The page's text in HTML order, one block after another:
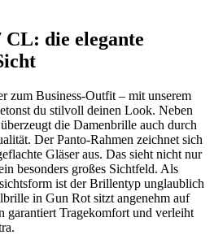
die elegante
zum Business-Outfit – mit unserem
du stilvoll deinen Look. Neben
die Damenbrille auch durch
Der Panto-Rahmen zeichnet sich
Gläser aus. Das sieht nicht nur
besonders großes Sichtfeld. Als
ist der Brillentyp unglaublich
in Gun Rot sitzt angenehm auf
garantiert Tragekomfort und verleiht